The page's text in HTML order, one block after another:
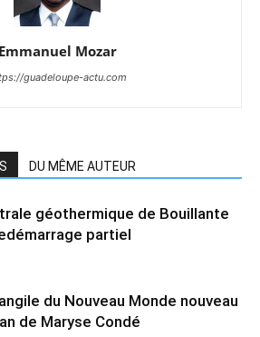
Emmanuel Mozar
guadeloupe-actu.com
DU MÊME AUTEUR
géothermique de Bouillante
partiel
du Nouveau Monde nouveau
de Maryse Condé